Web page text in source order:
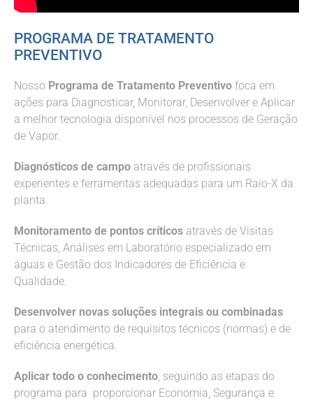
PROGRAMA DE TRATAMENTO
PREVENTIVO
Nosso Programa de Tratamento Preventivo foca em
ações para Diagnosticar, Monitorar, Desenvolver e Aplicar
a melhor tecnologia disponível nos processos de Geração
de Vapor.
Diagnósticos de campo através de profissionais
experientes e ferramentas adequadas para um Raio-X da
planta.
Monitoramento de pontos críticos através de Visitas
Técnicas, Análises em Laboratório especializado em
águas e Gestão dos Indicadores de Eficiência e
Qualidade.
Desenvolver novas soluções integrais ou combinadas
para o atendimento de requisitos técnicos (normas) e de
eficiência energética.
Aplicar todo o conhecimento, seguindo as etapas do
programa para proporcionar Economia, Segurança e